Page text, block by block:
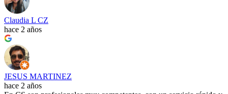
Claudia L CZ
hace 2 años
JESUS MARTINEZ
hace 2 años